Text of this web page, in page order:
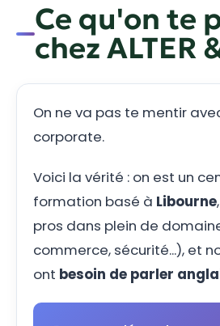
Ce qu'on te
chez ALTER
On ne va pas te mentir
corporate.
Voici la vérité : on est un
formation basé à Libourne
pros dans plein de
commerce, sécurité...), et
ont besoin de parler